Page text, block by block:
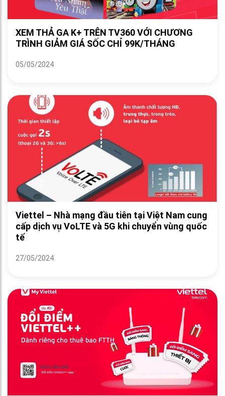
XEM THẢ GA K+ TRÊN TV360 VỚI CHƯƠNG
TRÌNH GIẢM GIÁ SỐC CHỈ 99K/THÁNG
05/05/2024
Viettel – Nhà mạng đầu tiên tại Việt Nam cung
cấp dịch vụ VoLTE và 5G khi chuyển vùng quốc
tế
27/05/2024